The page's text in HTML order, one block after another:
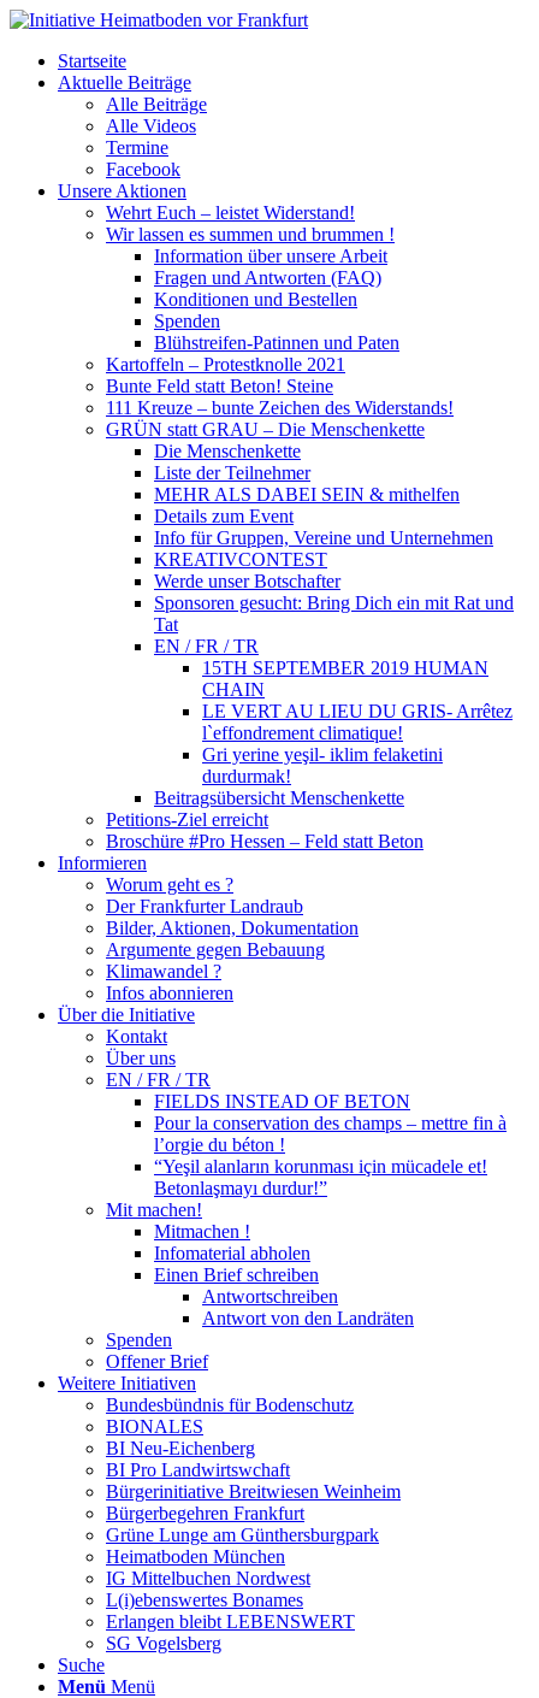
Startseite
Aktuelle Beiträge
Alle Beiträge
Alle Videos
Termine
Facebook
Unsere Aktionen
Wehrt Euch – leistet Widerstand!
Wir lassen es summen und brummen !
Information über unsere Arbeit
Fragen und Antworten (FAQ)
Konditionen und Bestellen
Spenden
Blühstreifen-Patinnen und Paten
Kartoffeln – Protestknolle 2021
Bunte Feld statt Beton! Steine
111 Kreuze – bunte Zeichen des Widerstands!
GRÜN statt GRAU – Die Menschenkette
Die Menschenkette
Liste der Teilnehmer
MEHR ALS DABEI SEIN & mithelfen
Details zum Event
Info für Gruppen, Vereine und Unternehmen
KREATIVCONTEST
Werde unser Botschafter
Sponsoren gesucht: Bring Dich ein mit Rat und
Tat
EN / FR / TR
15TH SEPTEMBER 2019 HUMAN
CHAIN
LE VERT AU LIEU DU GRIS- Arrêtez
l`effondrement climatique!
Gri yerine yeşil- iklim felaketini
durdurmak!
Beitragsübersicht Menschenkette
Petitions-Ziel erreicht
Broschüre #Pro Hessen – Feld statt Beton
Informieren
Worum geht es ?
Der Frankfurter Landraub
Bilder, Aktionen, Dokumentation
Argumente gegen Bebauung
Klimawandel ?
Infos abonnieren
Über die Initiative
Kontakt
Über uns
EN / FR / TR
FIELDS INSTEAD OF BETON
Pour la conservation des champs – mettre fin à
l’orgie du béton !
“Yeşil alanların korunması için mücadele et!
Betonlaşmayı durdur!”
Mit machen!
Mitmachen !
Infomaterial abholen
Einen Brief schreiben
Antwortschreiben
Antwort von den Landräten
Spenden
Offener Brief
Weitere Initiativen
Bundesbündnis für Bodenschutz
BIONALES
BI Neu-Eichenberg
BI Pro Landwirtswchaft
Bürgerinitiative Breitwiesen Weinheim
Bürgerbegehren Frankfurt
Grüne Lunge am Günthersburgpark
Heimatboden München
IG Mittelbuchen Nordwest
L(i)ebenswertes Bonames
Erlangen bleibt LEBENSWERT
SG Vogelsberg
Suche
Menü Menü